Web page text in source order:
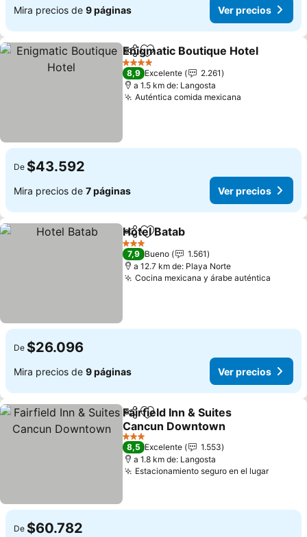
Mira precios de 9 páginas Ver precios
CompartirAgregar a favoritos
Enigmatic Boutique Hotel
4 Estrellas
8,9 Excelente
2.261
a 1.5 km de: Langosta
Auténtica comida mexicana
De $43.592
Mira precios de 7 páginas Ver precios
CompartirAgregar a favoritos
Hotel Batab
3 Estrellas
7,9 Bueno
1.561
a 12.7 km de: Playa Norte
Cocina mexicana y árabe auténtica
De $26.096
Mira precios de 9 páginas Ver precios
CompartirAgregar a favoritos
Fairfield Inn & Suites
Cancun Downtown
Ver precios
3 Estrellas
8,5 Excelente
1.553
a 1.8 km de: Langosta
Estacionamiento seguro en el lugarVer
De $60.782